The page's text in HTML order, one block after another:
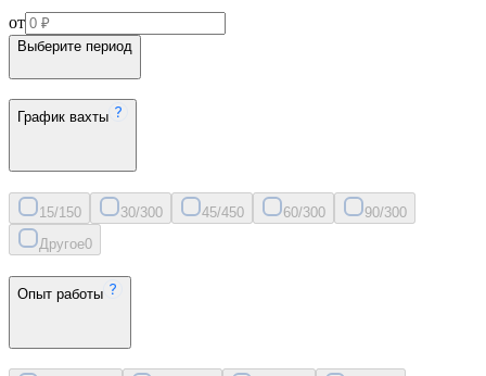
от
Выберите период
График вахты
15/150 30/300 45/450 60/300 90/300
Другое0
Опыт работы